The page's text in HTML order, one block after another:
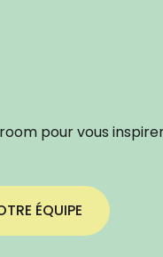
pour vous
ÉQUIPE